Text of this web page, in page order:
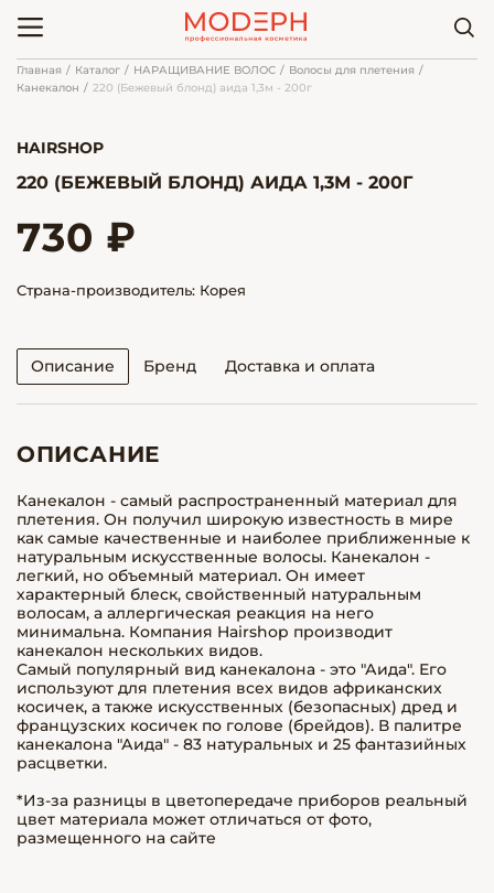
Главная Каталог НАРАЩИВАНИЕ ВОЛОС
Волосы для плетения
Канекалон
220 (Бежевый блонд) аида 1,3м - 200г
HAIRSHOP
220 (БЕЖЕВЫЙ БЛОНД) АИДА 1,3М - 200Г
730 ₽
Страна-производитель: Корея
Описание Бренд Доставка и оплата
ОПИСАНИЕ
Канекалон - самый распространенный материал для
плетения. Он получил широкую известность в мире
как самые качественные и наиболее приближенные к
натуральным искусственные волосы. Канекалон -
легкий, но объемный материал. Он имеет
характерный блеск, свойственный натуральным
волосам, а аллергическая реакция на него
минимальна. Компания Hairshop производит
канекалон нескольких видов.
Самый популярный вид канекалона - это "Аида". Его
используют для плетения всех видов африканских
косичек, а также искусственных (безопасных) дред и
французских косичек по голове (брейдов). В палитре
канекалона "Аида" - 83 натуральных и 25 фантазийных
расцветки.
*Из-за разницы в цветопередаче приборов реальный
цвет материала может отличаться от фото,
размещенного на сайте